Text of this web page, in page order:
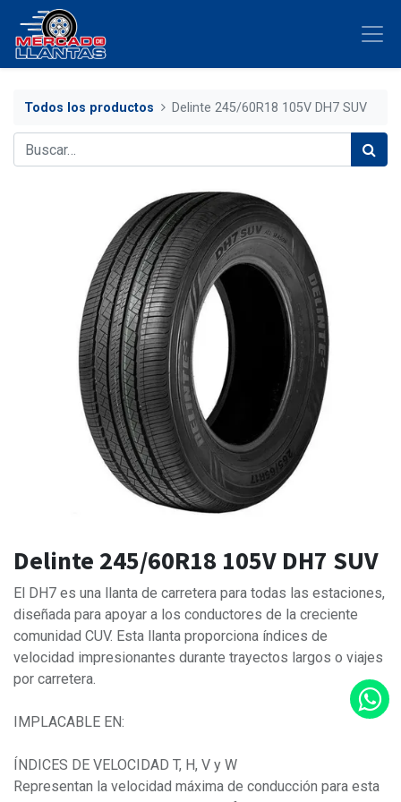
Todos los productos Delinte 245/60R18 105V DH7 SUV
Delinte 245/60R18 105V DH7 SUV
El DH7 es una llanta de carretera para todas las estaciones,
diseñada para apoyar a los conductores de la creciente
comunidad CUV. Esta llanta proporciona índices de
velocidad impresionantes durante trayectos largos o viajes
por carretera.
IMPLACABLE EN:
ÍNDICES DE VELOCIDAD T, H, V y W
Representan la velocidad máxima de conducción para esta